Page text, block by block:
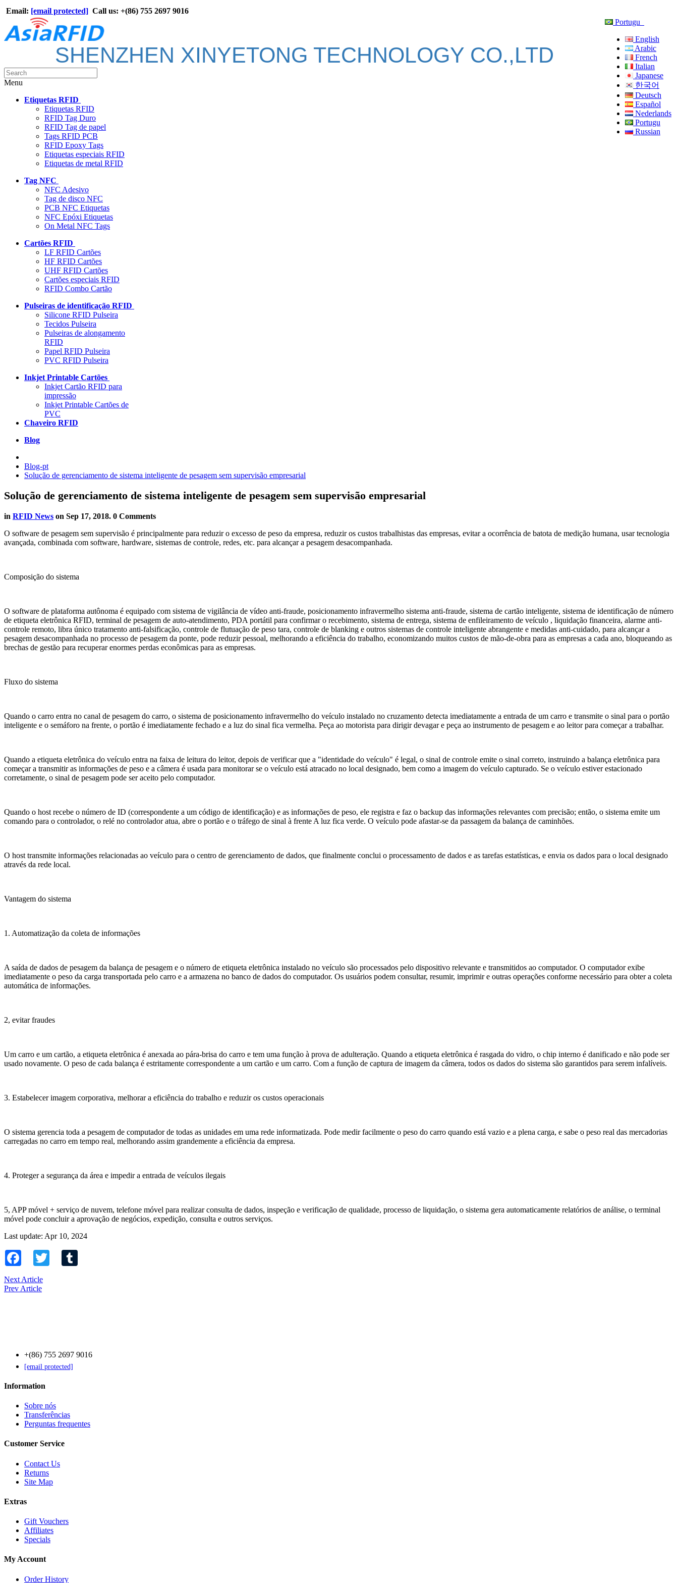
Email: [email protected] Call us: +(86) 755 2697 9016
Portugu
English
Arabic
French
Italian
Japanese
한국어
Deutsch
Español
Nederlands
Portugu
Russian
SHENZHEN XINYETONG TECHNOLOGY CO.,LTD
Menu
Etiquetas RFID
Etiquetas RFID
RFID Tag Duro
RFID Tag de papel
Tags RFID PCB
RFID Epoxy Tags
Etiquetas especiais RFID
Etiquetas de metal RFID
Tag NFC
NFC Adesivo
Tag de disco NFC
PCB NFC Etiquetas
NFC Epóxi Etiquetas
On Metal NFC Tags
Cartões RFID
LF RFID Cartões
HF RFID Cartões
UHF RFID Cartões
Cartões especiais RFID
RFID Combo Cartão
Pulseiras de identificação RFID
Silicone RFID Pulseira
Tecidos Pulseira
Pulseiras de alongamento
RFID
Papel RFID Pulseira
PVC RFID Pulseira
Inkjet Printable Cartões
Inkjet Cartão RFID para
impressão
Inkjet Printable Cartões de
PVC
Chaveiro RFID
Blog
Blog-pt
Solução de gerenciamento de sistema inteligente de pesagem sem supervisão empresarial
Solução de gerenciamento de sistema inteligente de pesagem sem supervisão empresarial
in RFID News on Sep 17, 2018. 0 Comments
O software de pesagem sem supervisão é principalmente para reduzir o excesso de peso da empresa, reduzir os custos trabalhistas das empresas, evitar a ocorrência de batota de medição humana, usar tecnologia
avançada, combinada com software, hardware, sistemas de controle, redes, etc. para alcançar a pesagem desacompanhada.
Composição do sistema
O software de plataforma autônoma é equipado com sistema de vigilância de vídeo anti-fraude, posicionamento infravermelho sistema anti-fraude, sistema de cartão inteligente, sistema de identificação de número
de etiqueta eletrônica RFID, terminal de pesagem de auto-atendimento, PDA portátil para confirmar o recebimento, sistema de entrega, sistema de enfileiramento de veículo , liquidação financeira, alarme anti-
controle remoto, libra único tratamento anti-falsificação, controle de flutuação de peso tara, controle de blanking e outros sistemas de controle inteligente abrangente e medidas anti-cuidado, para alcançar a
pesagem desacompanhada no processo de pesagem da ponte, pode reduzir pessoal, melhorando a eficiência do trabalho, economizando muitos custos de mão-de-obra para as empresas a cada ano, bloqueando as
brechas de gestão para recuperar enormes perdas econômicas para as empresas.
Fluxo do sistema
Quando o carro entra no canal de pesagem do carro, o sistema de posicionamento infravermelho do veículo instalado no cruzamento detecta imediatamente a entrada de um carro e transmite o sinal para o portão
inteligente e o semáforo na frente, o portão é imediatamente fechado e a luz do sinal fica vermelha. Peça ao motorista para dirigir devagar e peça ao instrumento de pesagem e ao leitor para começar a trabalhar.
Quando a etiqueta eletrônica do veículo entra na faixa de leitura do leitor, depois de verificar que a "identidade do veículo" é legal, o sinal de controle emite o sinal correto, instruindo a balança eletrônica para
começar a transmitir as informações de peso e a câmera é usada para monitorar se o veículo está atracado no local designado, bem como a imagem do veículo capturado. Se o veículo estiver estacionado
corretamente, o sinal de pesagem pode ser aceito pelo computador.
Quando o host recebe o número de ID (correspondente a um código de identificação) e as informações de peso, ele registra e faz o backup das informações relevantes com precisão; então, o sistema emite um
comando para o controlador, o relé no controlador atua, abre o portão e o tráfego de sinal à frente A luz fica verde. O veículo pode afastar-se da passagem da balança de caminhões.
O host transmite informações relacionadas ao veículo para o centro de gerenciamento de dados, que finalmente conclui o processamento de dados e as tarefas estatísticas, e envia os dados para o local designado
através da rede local.
Vantagem do sistema
1. Automatização da coleta de informações
A saída de dados de pesagem da balança de pesagem e o número de etiqueta eletrônica instalado no veículo são processados ​​pelo dispositivo relevante e transmitidos ao computador. O computador exibe
imediatamente o peso da carga transportada pelo carro e a armazena no banco de dados do computador. Os usuários podem consultar, resumir, imprimir e outras operações conforme necessário para obter a coleta
automática de informações.
2, evitar fraudes
Um carro e um cartão, a etiqueta eletrônica é anexada ao pára-brisa do carro e tem uma função à prova de adulteração. Quando a etiqueta eletrônica é rasgada do vidro, o chip interno é danificado e não pode ser
usado novamente. O peso de cada balança é estritamente correspondente a um cartão e um carro. Com a função de captura de imagem da câmera, todos os dados do sistema são garantidos para serem infalíveis.
3. Estabelecer imagem corporativa, melhorar a eficiência do trabalho e reduzir os custos operacionais
O sistema gerencia toda a pesagem de computador de todas as unidades em uma rede informatizada. Pode medir facilmente o peso do carro quando está vazio e a plena carga, e sabe o peso real das mercadorias
carregadas no carro em tempo real, melhorando assim grandemente a eficiência da empresa.
4. Proteger a segurança da área e impedir a entrada de veículos ilegais
5, APP móvel + serviço de nuvem, telefone móvel para realizar consulta de dados, inspeção e verificação de qualidade, processo de liquidação, o sistema gera automaticamente relatórios de análise, o terminal
móvel pode concluir a aprovação de negócios, expedição, consulta e outros serviços.
Last update: Apr 10, 2024
Facebook Twitter
Next Article
Prev Article
+(86) 755 2697 9016
[email protected]
Information
Sobre nós
Transferências
Perguntas frequentes
Customer Service
Contact Us
Returns
Site Map
Extras
Gift Vouchers
Affiliates
Specials
My Account
Order History